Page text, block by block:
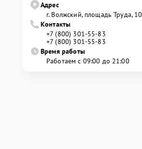
Адрес
г. Волжский, площадь Труда, 10
Контакты
+7 (800) 301-55-83
+7 (800) 301-55-83
Время работы
Работаем с 09:00 до 21:00